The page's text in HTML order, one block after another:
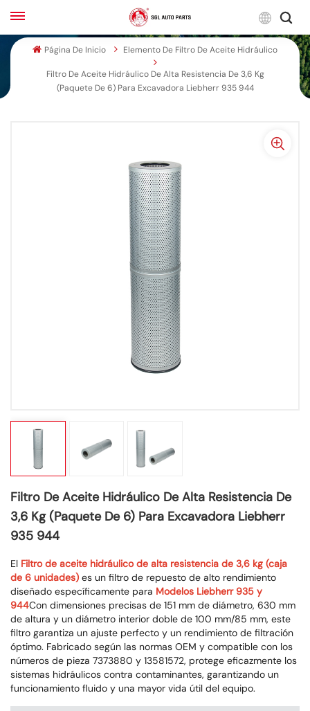
English
Página De Inicio Elemento De Filtro De Aceite Hidráulico
Filtro De Aceite Hidráulico De Alta Resistencia De 3,6 Kg
(paquete De 6) Para Excavadora Liebherr 935 944
Filtro De Aceite Hidráulico De Alta Resistencia De
3,6 Kg (paquete De 6) Para Excavadora Liebherr
935 944
El Filtro de aceite hidráulico de alta resistencia de 3,6 kg (caja
de 6 unidades) es un filtro de repuesto de alto rendimiento
diseñado específicamente para Modelos Liebherr 935 y
944Con dimensiones precisas de 151 mm de diámetro, 630 mm
de altura y un diámetro interior doble de 100 mm/85 mm, este
filtro garantiza un ajuste perfecto y un rendimiento de filtración
óptimo. Fabricado según las normas OEM y compatible con los
números de pieza 7373880 y 13581572, protege eficazmente los
sistemas hidráulicos contra contaminantes, garantizando un
funcionamiento fluido y una mayor vida útil del equipo.